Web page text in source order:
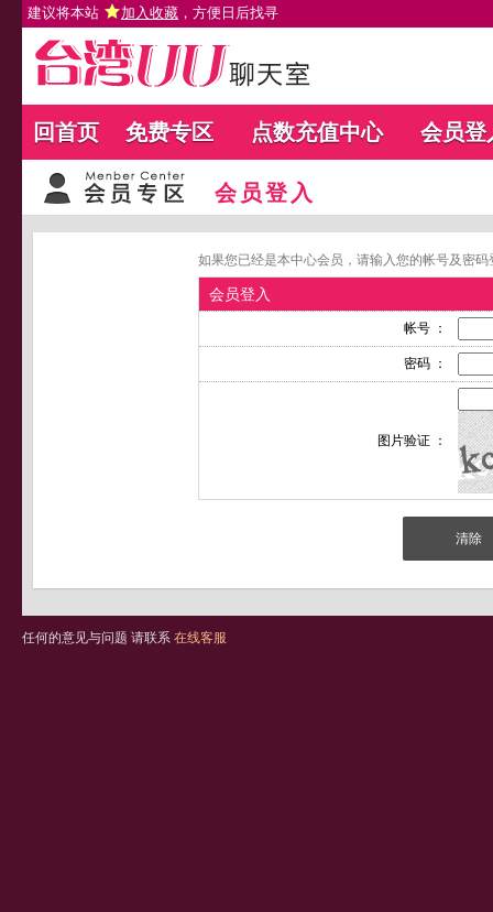
建议将本站 加入收藏 ，方便日后找寻
回首页 免费专区 点数充值中心 会员登
会员登入
如果您已经是本中心会员，请输入您的帐号及密
会员登入
帐号 ：
密码 ：
图片验证 ：
任何的意见与问题 请联系 在线客服